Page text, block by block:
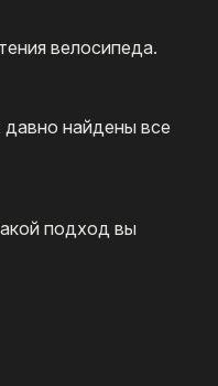
велосипеда.
найдены все
подход вы